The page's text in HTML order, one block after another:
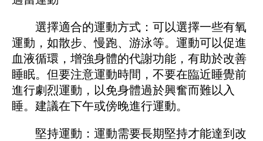
選擇適合的運動方式：可以選擇一些有氧
運動，如散步、慢跑、游泳等。運動可以促進
血液循環，增強身體的代謝功能，有助於改善
睡眠。但要注意運動時間，不要在臨近睡覺前
進行劇烈運動，以免身體過於興奮而難以入
睡。建議在下午或傍晚進行運動。
堅持運動：運動需要長期堅持才能達到改